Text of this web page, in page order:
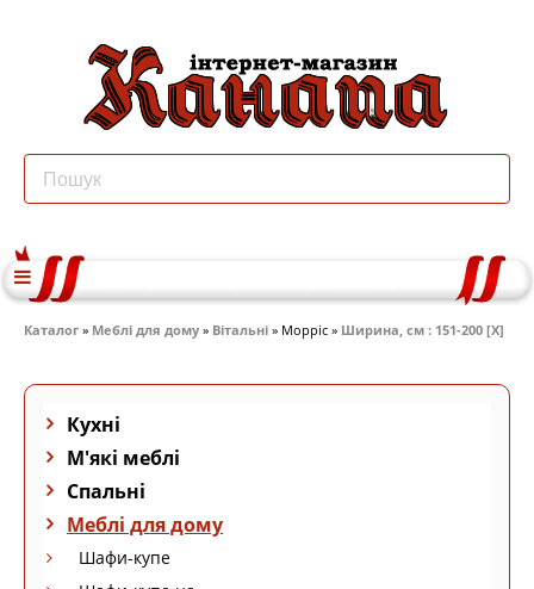
Каталог » Меблі для дому » Вітальні » Морріс » Ширина, см : 151-200 [X]
Кухні
М'які меблі
Спальні
Меблі для дому
Шафи-купе